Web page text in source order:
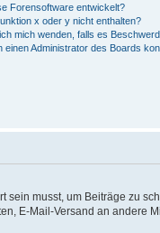
Forensoftware entwickelt?
x oder y nicht enthalten?
mich wenden, falls es
einen Administrator des Boards
musst, um Beiträge zu
E-Mail-Versand an andere